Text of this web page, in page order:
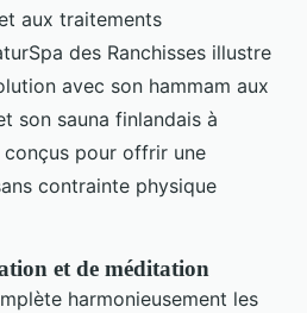
aux traitements
des Ranchisses illustre
avec son hammam aux
son sauna finlandais à
pour offrir une
contrainte physique
et de méditation
harmonieusement les